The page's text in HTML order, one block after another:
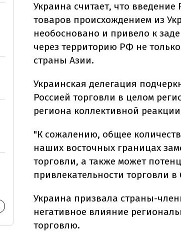
Украина считает, что
товаров происхождением из
необосновано и привело к
через территорию РФ не
страны Азии.
Украинская делегация
Россией торговли в целом
региона коллективной
"К сожалению, общее
наших восточных границах
торговли, а также может
привлекательности торговли
Украина призвала страны-
негативное влияние
торговлю.